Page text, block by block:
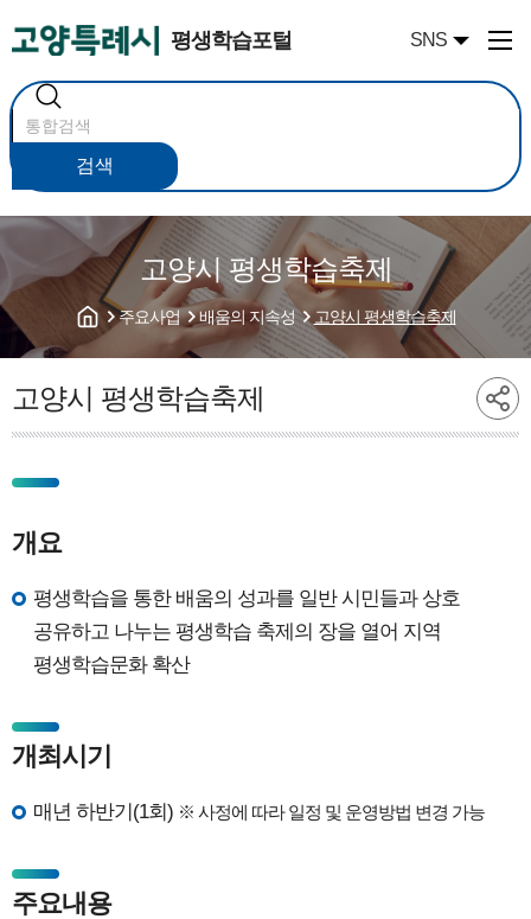
SNS
평생학습포털
통
합
검
색
검색
고양시 평생학습축제
주요사업 배움의 지속성 고양시 평생학습축제
고양시 평생학습축제
개요
평생학습을 통한 배움의 성과를 일반 시민들과 상호
공유하고 나누는 평생학습 축제의 장을 열어 지역
평생학습문화 확산
개최시기
매년 하반기(1회) ※ 사정에 따라 일정 및 운영방법 변경 가능
주요내용